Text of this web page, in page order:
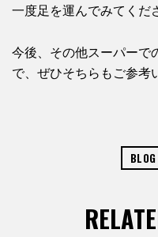
一度足を運んでみてくだ
今後、その他スーパーで
で、ぜひそちらもご参考
BLOG